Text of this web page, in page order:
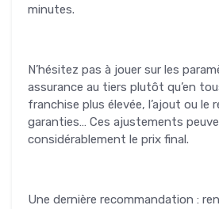
minutes.
N’hésitez pas à jouer sur les
assurance au tiers plutôt qu’en
franchise plus élevée, l’ajout ou le
garanties… Ces ajustements
considérablement le prix final.
Une dernière recommandation :